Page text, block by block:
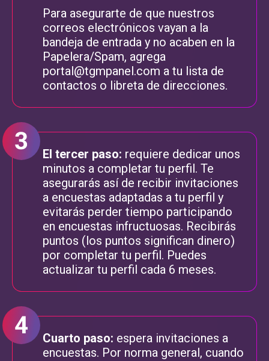
Para asegurarte de que nuestros
correos electrónicos vayan a la
bandeja de entrada y no acaben en la
Papelera/Spam, agrega
portal@tgmpanel.com a tu lista de
contactos o libreta de direcciones.
El tercer paso: requiere dedicar unos
minutos a completar tu perfil. Te
asegurarás así de recibir invitaciones
a encuestas adaptadas a tu perfil y
evitarás perder tiempo participando
en encuestas infructuosas. Recibirás
puntos (los puntos significan dinero)
por completar tu perfil. Puedes
actualizar tu perfil cada 6 meses.
Cuarto paso: espera invitaciones a
encuestas. Por norma general, cuando